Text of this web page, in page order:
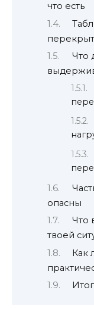
что есть
Что
опасны
Что
твоей
Как